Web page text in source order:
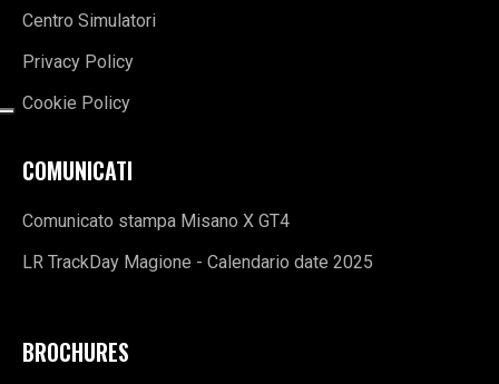
Centro Simulatori
Privacy Policy
Cookie Policy
COMUNICATI
Comunicato stampa Misano X GT4
LR TrackDay Magione - Calendario date 2025
BROCHURES